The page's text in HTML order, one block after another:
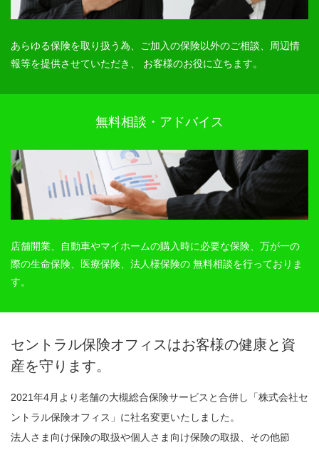
あらゆる保険を取り扱う為、ご加入の保険以外のご相談、周辺情
報等を提供させていただき、 お客様のお役に立ちます。
無料相談・アドバイス
店舗開業、自動車やマイホームの購入時に必要な保険、万が一の
際の生命保険、医療保険、法人様保険の 無料相談を行っておりま
す。
セントラル保険オフィスはお客様の健康と資
産を守ります。
2021年4月より老舗の大槻総合保険サービスと合併し「株式会社セ
ントラル保険オフィス」に社名変更いたしました。
法人さま向け保険の取扱や個人さま向け保険の取扱、その他節